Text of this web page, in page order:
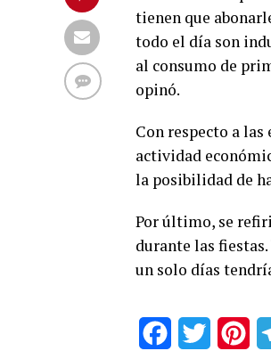
tienen que
todo el día son
al consumo de
opinó.
Con respecto a las
actividad
la posibilidad de
Por último, se
durante las
un solo días
FacebookTwitter